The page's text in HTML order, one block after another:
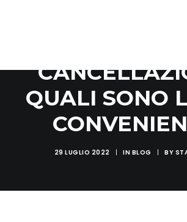
QUALI SONO
29 LUGLIO 2022 | IN BLOG | BY